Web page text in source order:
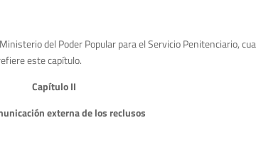
del Poder Popular para el Servicio Penitenciario,
este capítulo.
Capítulo II
externa de los reclusos